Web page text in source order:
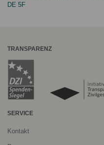
DE 5F
TRANSPARENZ
SERVICE
Kontakt